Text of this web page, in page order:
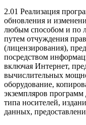
2.01 Реализация
обновления и
любым способом и по
путем отчуждения
(лицензирования),
посредством
включая Интернет,
вычислительных
оборудование,
экземпляров
типа носителей,
данных,